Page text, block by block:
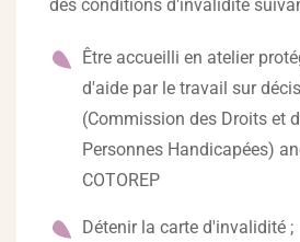
des conditions d'invalidité
Être accueilli en atelier
d'aide par le travail sur
(Commission des Droits et
Personnes Handicapées)
COTOREP
Détenir la carte d'invalidité ;